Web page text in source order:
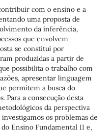
com o ensino e a
uma proposta de
da inferência,
que envolvem
se constitui por
produzidas a partir de
possibilita o trabalho com
apresentar linguagem
permitem a busca do
Para a consecução desta
da perspectiva
os problemas de
Ensino Fundamental II e,